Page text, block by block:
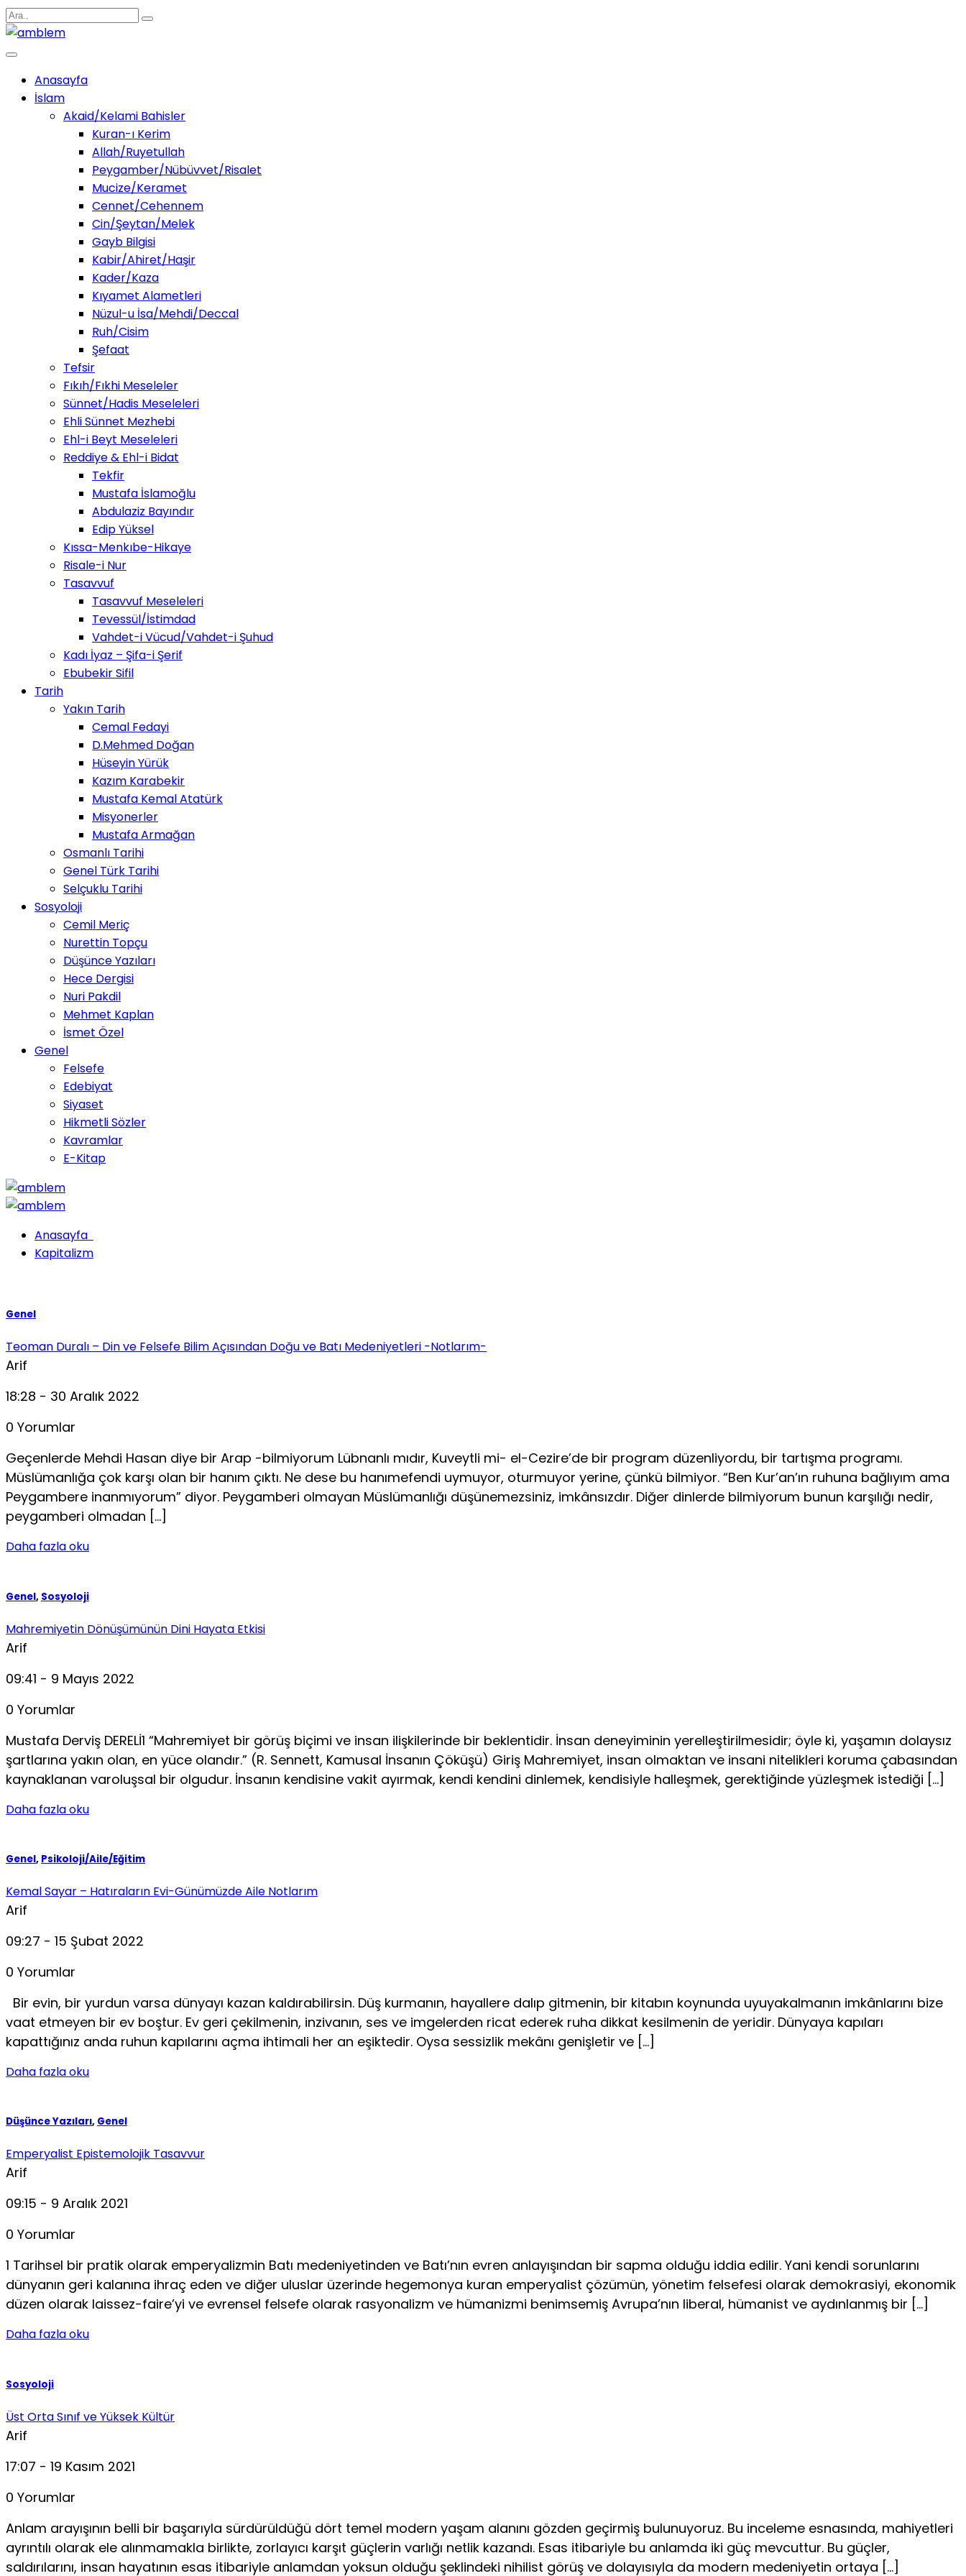
Anasayfa
İslam
Akaid/Kelami Bahisler
Kuran-ı Kerim
Allah/Ruyetullah
Peygamber/Nübüvvet/Risalet
Mucize/Keramet
Cennet/Cehennem
Cin/Şeytan/Melek
Gayb Bilgisi
Kabir/Ahiret/Haşir
Kader/Kaza
Kıyamet Alametleri
Nüzul-u İsa/Mehdi/Deccal
Ruh/Cisim
Şefaat
Tefsir
Fıkıh/Fıkhi Meseleler
Sünnet/Hadis Meseleleri
Ehli Sünnet Mezhebi
Ehl-i Beyt Meseleleri
Reddiye & Ehl-i Bidat
Tekfir
Mustafa İslamoğlu
Abdulaziz Bayındır
Edip Yüksel
Kıssa-Menkıbe-Hikaye
Risale-i Nur
Tasavvuf
Tasavvuf Meseleleri
Tevessül/İstimdad
Vahdet-i Vücud/Vahdet-i Şuhud
Kadı İyaz – Şifa-i Şerif
Ebubekir Sifil
Tarih
Yakın Tarih
Cemal Fedayi
D.Mehmed Doğan
Hüseyin Yürük
Kazım Karabekir
Mustafa Kemal Atatürk
Misyonerler
Mustafa Armağan
Osmanlı Tarihi
Genel Türk Tarihi
Selçuklu Tarihi
Sosyoloji
Cemil Meriç
Nurettin Topçu
Düşünce Yazıları
Hece Dergisi
Nuri Pakdil
Mehmet Kaplan
İsmet Özel
Genel
Felsefe
Edebiyat
Siyaset
Hikmetli Sözler
Kavramlar
E-Kitap
Anasayfa
Kapitalizm
Genel
Teoman Duralı – Din ve Felsefe Bilim Açısından Doğu ve Batı Medeniyetleri -Notlarım-
Arif
18:28 - 30 Aralık 2022
0 Yorumlar
Geçenlerde Mehdi Hasan diye bir Arap -bilmiyorum Lübnanlı mıdır, Kuveytli mi- el-Cezire’de bir program düzenliyordu, bir tartışma programı.
Müslümanlığa çok karşı olan bir hanım çıktı. Ne dese bu hanımefendi uymuyor, oturmuyor yerine, çünkü bilmiyor. “Ben Kur’an’ın ruhuna bağlıyım ama
Peygambere inanmıyorum” diyor. Peygamberi olmayan Müslümanlığı düşünemezsiniz, imkânsızdır. Diğer dinlerde bilmiyorum bunun karşılığı nedir,
peygamberi olmadan […]
Daha fazla oku
Genel, Sosyoloji
Mahremiyetin Dönüşümünün Dini Hayata Etkisi
Arif
09:41 - 9 Mayıs 2022
0 Yorumlar
Mustafa Derviş DERELİ1 “Mahremiyet bir görüş biçimi ve insan ilişkilerinde bir beklentidir. İnsan deneyiminin yerelleştirilmesidir; öyle ki, yaşamın dolaysız
şartlarına yakın olan, en yüce olandır.” (R. Sennett, Kamusal İnsanın Çöküşü) Giriş Mahremiyet, insan olmaktan ve insani nitelikleri koruma çabasından
kaynaklanan varoluşsal bir olgudur. İnsanın kendisine vakit ayırmak, kendi kendini dinlemek, kendisiyle halleşmek, gerektiğinde yüzleşmek istediği […]
Daha fazla oku
Genel, Psikoloji/Aile/Eğitim
Kemal Sayar – Hatıraların Evi-Günümüzde Aile Notlarım
Arif
09:27 - 15 Şubat 2022
0 Yorumlar
Bir evin, bir yurdun varsa dünyayı kazan kaldırabilirsin. Düş kurmanın, hayallere dalıp gitmenin, bir kitabın koynunda uyuyakalmanın imkânlarını bize
vaat etmeyen bir ev boştur. Ev geri çekilmenin, inzivanın, ses ve imgelerden ricat ederek ruha dikkat kesilmenin de yeridir. Dünyaya kapıları
kapattığınız anda ruhun kapılarını açma ihtimali her an eşiktedir. Oysa sessizlik mekânı genişletir ve […]
Daha fazla oku
Düşünce Yazıları, Genel
Emperyalist Epistemolojik Tasavvur
Arif
09:15 - 9 Aralık 2021
0 Yorumlar
1 Tarihsel bir pratik olarak emperyalizmin Batı medeniyetinden ve Batı’nın evren anlayışından bir sapma olduğu iddia edilir. Yani kendi sorunlarını
dünyanın geri kalanına ihraç eden ve diğer uluslar üzerinde hegemonya kuran emperyalist çözümün, yönetim felsefesi olarak demokrasiyi, ekonomik
dü­zen olarak laissez-faire’yi ve evrensel felsefe olarak rasyonalizm ve hümanizmi benimsemiş Avrupa’nın liberal, hümanist ve aydınlanmış bir […]
Daha fazla oku
Sosyoloji
Üst Orta Sınıf ve Yüksek Kültür
Arif
17:07 - 19 Kasım 2021
0 Yorumlar
Anlam arayışının belli bir başarıyla sürdürüldüğü dört temel modern yaşam alanını gözden geçirmiş bulunuyoruz. Bu inceleme esnasında, mahiyetleri
ayrıntılı olarak ele alınmamakla birlikte, zorlayıcı karşıt güçlerin varlığı netlik kazandı. Esas itiba­riyle bu anlamda iki güç mevcuttur. Bu güçler,
saldırılarını, insan hayatının esas itibariyle anlamdan yoksun olduğu şeklindeki ni­hilist görüş ve dolayısıyla da modern medeniyetin ortaya […]